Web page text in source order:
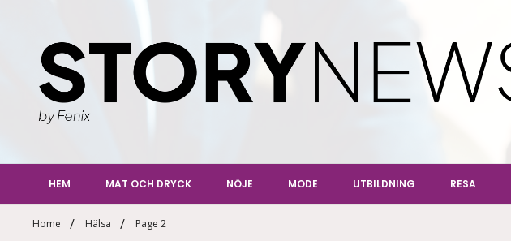
StoryNews
HEM MAT OCH DRYCK NÖJE MODE UTBILDNING RESA
Home Hälsa Page 2